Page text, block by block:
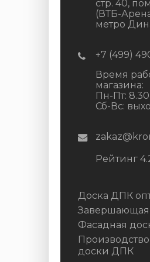
стр. 40,
(ВТБ-
метро
+7 (499)
Время
магазина:
Пн-Пт: 8.30
Сб-Вс:
Рейтинг
Доска ДПК
Завершающая
Фасадная
доски ДПК